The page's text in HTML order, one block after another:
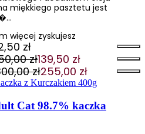
miękkiego pasztetu jest
więcej zyskujesz
zł
zł
zł.
139,50 zł
zł.
zł
zł.
255,00 zł
zł.
Cat 98.7% kaczka